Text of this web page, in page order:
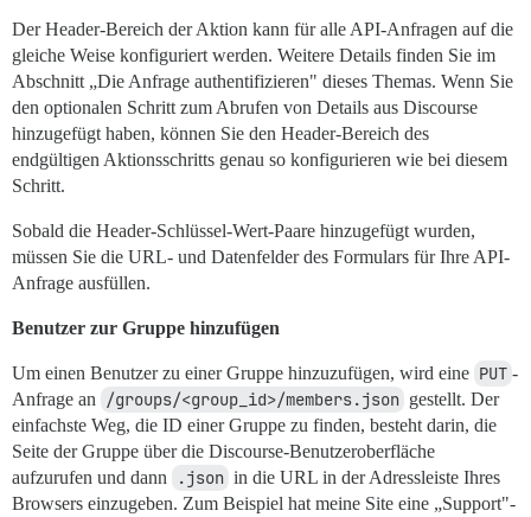
Der Header-Bereich der Aktion kann für alle API-Anfragen auf die
gleiche Weise konfiguriert werden. Weitere Details finden Sie im
Abschnitt „Die Anfrage authentifizieren" dieses Themas. Wenn Sie
den optionalen Schritt zum Abrufen von Details aus Discourse
hinzugefügt haben, können Sie den Header-Bereich des
endgültigen Aktionsschritts genau so konfigurieren wie bei diesem
Schritt.
Sobald die Header-Schlüssel-Wert-Paare hinzugefügt wurden,
müssen Sie die URL- und Datenfelder des Formulars für Ihre API-
Anfrage ausfüllen.
Benutzer zur Gruppe hinzufügen
Um einen Benutzer zu einer Gruppe hinzuzufügen, wird eine PUT -
Anfrage an
/groups/<group_id>/members.json gestellt. Der
einfachste Weg, die ID einer Gruppe zu finden, besteht darin, die
Seite der Gruppe über die Discourse-Benutzeroberfläche
aufzurufen und dann
.json in die URL in der Adressleiste Ihres
Browsers einzugeben. Zum Beispiel hat meine Site eine „Support"-